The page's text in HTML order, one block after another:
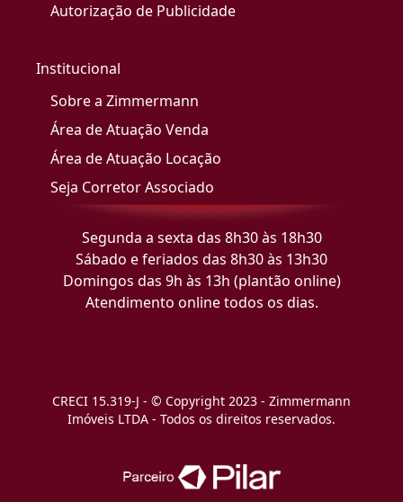
Autorização de Publicidade
Institucional
Sobre a Zimmermann
Área de Atuação Venda
Área de Atuação Locação
Seja Corretor Associado
Segunda a sexta das 8h30 às 18h30
Sábado e feriados das 8h30 às 13h30
Domingos das 9h às 13h (plantão online)
Atendimento online todos os dias.
CRECI 15.319-J - © Copyright 2023 - Zimmermann
Imóveis LTDA - Todos os direitos reservados.